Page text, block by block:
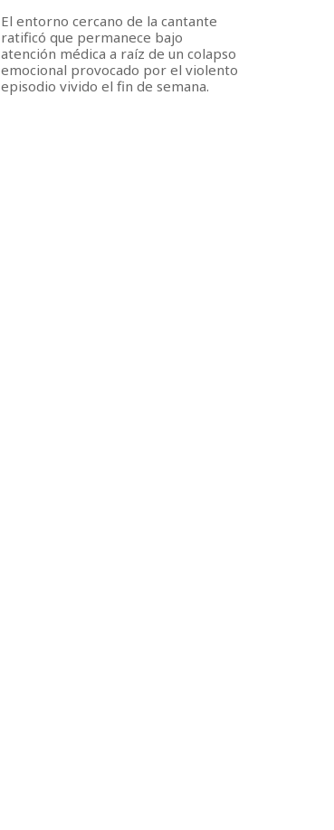
El entorno cercano de la cantante
ratificó que permanece bajo
atención médica a raíz de un colapso
emocional provocado por el violento
episodio vivido el fin de semana.